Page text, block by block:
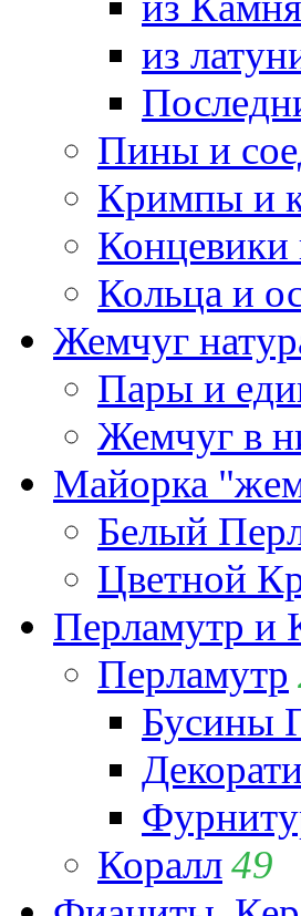
из
Пины и
Кримпы и
Кольца и
Жемчуг
Пары и
Жемчуг в
Майорка
Белый
Цветной
Перламутр и
Перламутр
Бусины
Коралл49